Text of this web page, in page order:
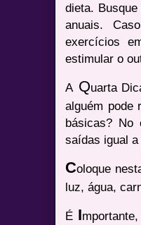
dieta.
anuais.
exercícios
estimular o
AQuarta
alguém pode
básicas? No
saídas igual a
Coloque
luz, água,
É I